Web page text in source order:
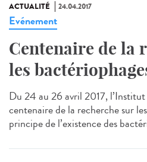
ACTUALITÉ 24.04.2017
Evénement
Centenaire de la
les
Du 24 au 26 avril 2017,
centenaire de la recherche sur
principe de l’existence des